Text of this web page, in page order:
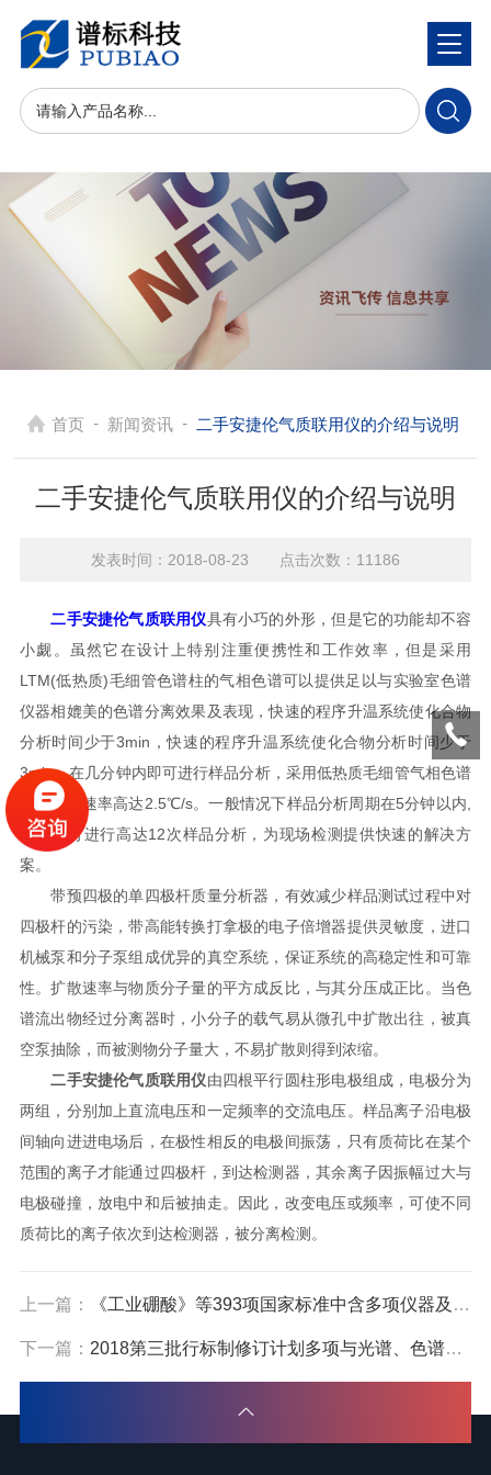
首页 - 新闻资讯 - 二手安捷伦气质联用仪的介绍与说明
二手安捷伦气质联用仪的介绍与说明
发表时间：2018-08-23 点击次数：11186
二手安捷伦气质联用仪具有小巧的外形，但是它的功能却不容
小觑。虽然它在设计上特别注重便携性和工作效率，但是采用
LTM(低热质)毛细管色谱柱的气相色谱可以提供足以与实验室色谱
仪器相媲美的色谱分离效果及表现，快速的程序升温系统使化合物
分析时间少于3min，快速的程序升温系统使化合物分析时间少于
3min。在几分钟内即可进行样品分析，采用低热质毛细管气相色谱
柱，升温速率高达2.5℃/s。一般情况下样品分析周期在5分钟以内,
每小时可进行高达12次样品分析，为现场检测提供快速的解决方
案。
带预四极的单四极杆质量分析器，有效减少样品测试过程中对
四极杆的污染，带高能转换打拿极的电子倍增器提供灵敏度，进口
机械泵和分子泵组成优异的真空系统，保证系统的高稳定性和可靠
性。扩散速率与物质分子量的平方成反比，与其分压成正比。当色
谱流出物经过分离器时，小分子的载气易从微孔中扩散出往，被真
空泵抽除，而被测物分子量大，不易扩散则得到浓缩。
二手安捷伦气质联用仪由四根平行圆柱形电极组成，电极分为
两组，分别加上直流电压和一定频率的交流电压。样品离子沿电极
间轴向进进电场后，在极性相反的电极间振荡，只有质荷比在某个
范围的离子才能通过四极杆，到达检测器，其余离子因振幅过大与
电极碰撞，放电中和后被抽走。因此，改变电压或频率，可使不同
质荷比的离子依次到达检测器，被分离检测。
上一篇： 《工业硼酸》等393项国家标准中含多项仪器及检测方法
下一篇： 2018第三批行标制修订计划多项与光谱、色谱分析方法有关